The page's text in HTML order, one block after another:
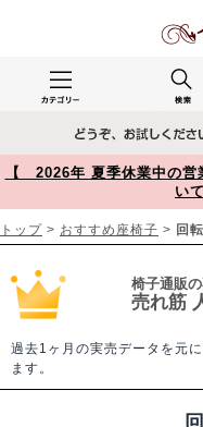
【 2026年 夏季休業中の営
い
トップ > おすすめ座椅子 > 回
椅子通販
売れ筋
過去1ヶ月の実売データを元
ます。